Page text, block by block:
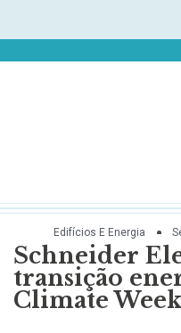
Edifícios E Energia
Schneider
transição
Climate